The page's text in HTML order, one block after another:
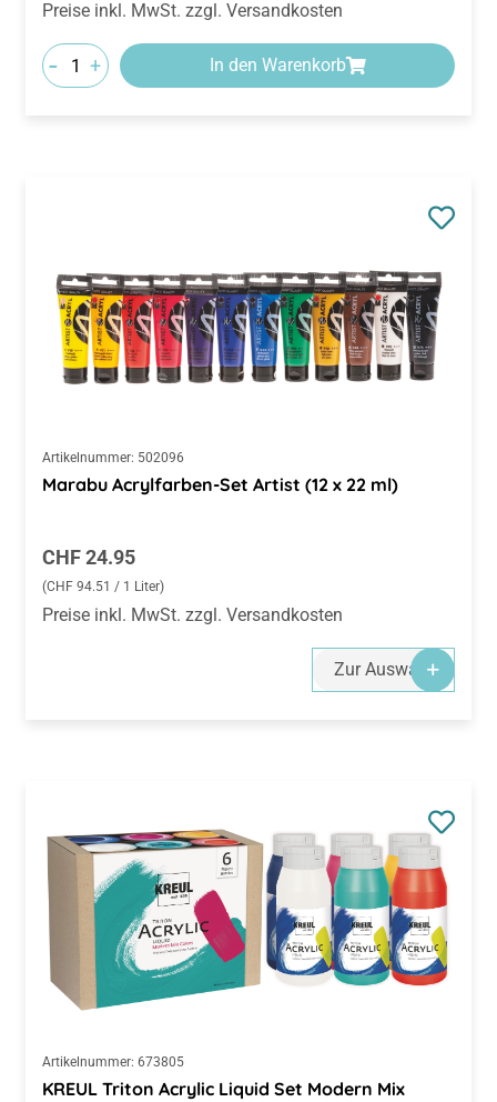
Preise inkl. MwSt. zzgl. Versandkosten
- + In den Warenkorb
Artikelnummer: 502096
Marabu Acrylfarben-Set Artist (12 x 22 ml)
Regulärer Preis:
CHF 24.95
(CHF 94.51 / 1 Liter)
Preise inkl. MwSt. zzgl. Versandkosten
Zur Auswahl
Artikelnummer: 673805
KREUL Triton Acrylic Liquid Set Modern Mix